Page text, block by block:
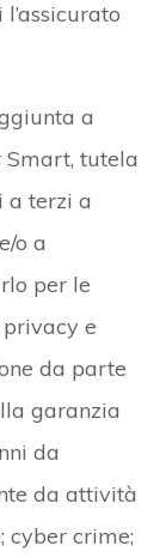
a
tutela
a terzi a
o a
per le
e
da parte
garanzia
da
da attività
cyber crime;